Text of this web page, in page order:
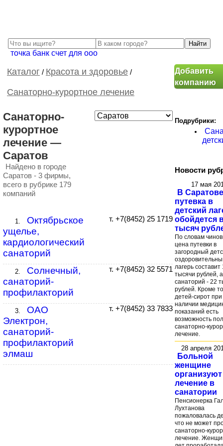
точка банк счет для ооо
Каталог / Красота и здоровье /
Санаторно-курортное лечение
Добавить
компанию
Санаторно-
курортное
лечение —
Саратов
Найдено в городе
Саратов - 3 фирмы,
всего в рубрике 179
компаний
1.
Октябрьское
ущелье,
кардиологический
санаторий
т. +7(8452) 25 1719
2.
Солнечный,
санаторий-
профилакторий
т. +7(8452) 32 5571
3.
ОАО
Электрон,
санаторий-
профилакторий
элмаш
т. +7(8452) 33 7833
Подрубрики:
Новости
17 мая
В Саратове
путевка в
детский
обойдется
тысяч
По словам
цена путевки в
загородный
лагерь составит
тысячи рублей,
санаторий - 22
рублей. Кроме
детей-сирот при
наличии
показаний есть
возможность
санаторно-
лечение.
28 апреля
Больной
женщине
организуют
лечение в
санатории
Пенсионерка
Лухтанова
пожаловалась
что не может
санаторно-
лечение.